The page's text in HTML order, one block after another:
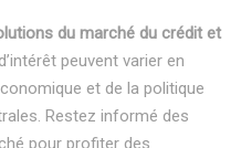
du marché du crédit et
peuvent varier en
et de la politique
Restez informé des
pour profiter des